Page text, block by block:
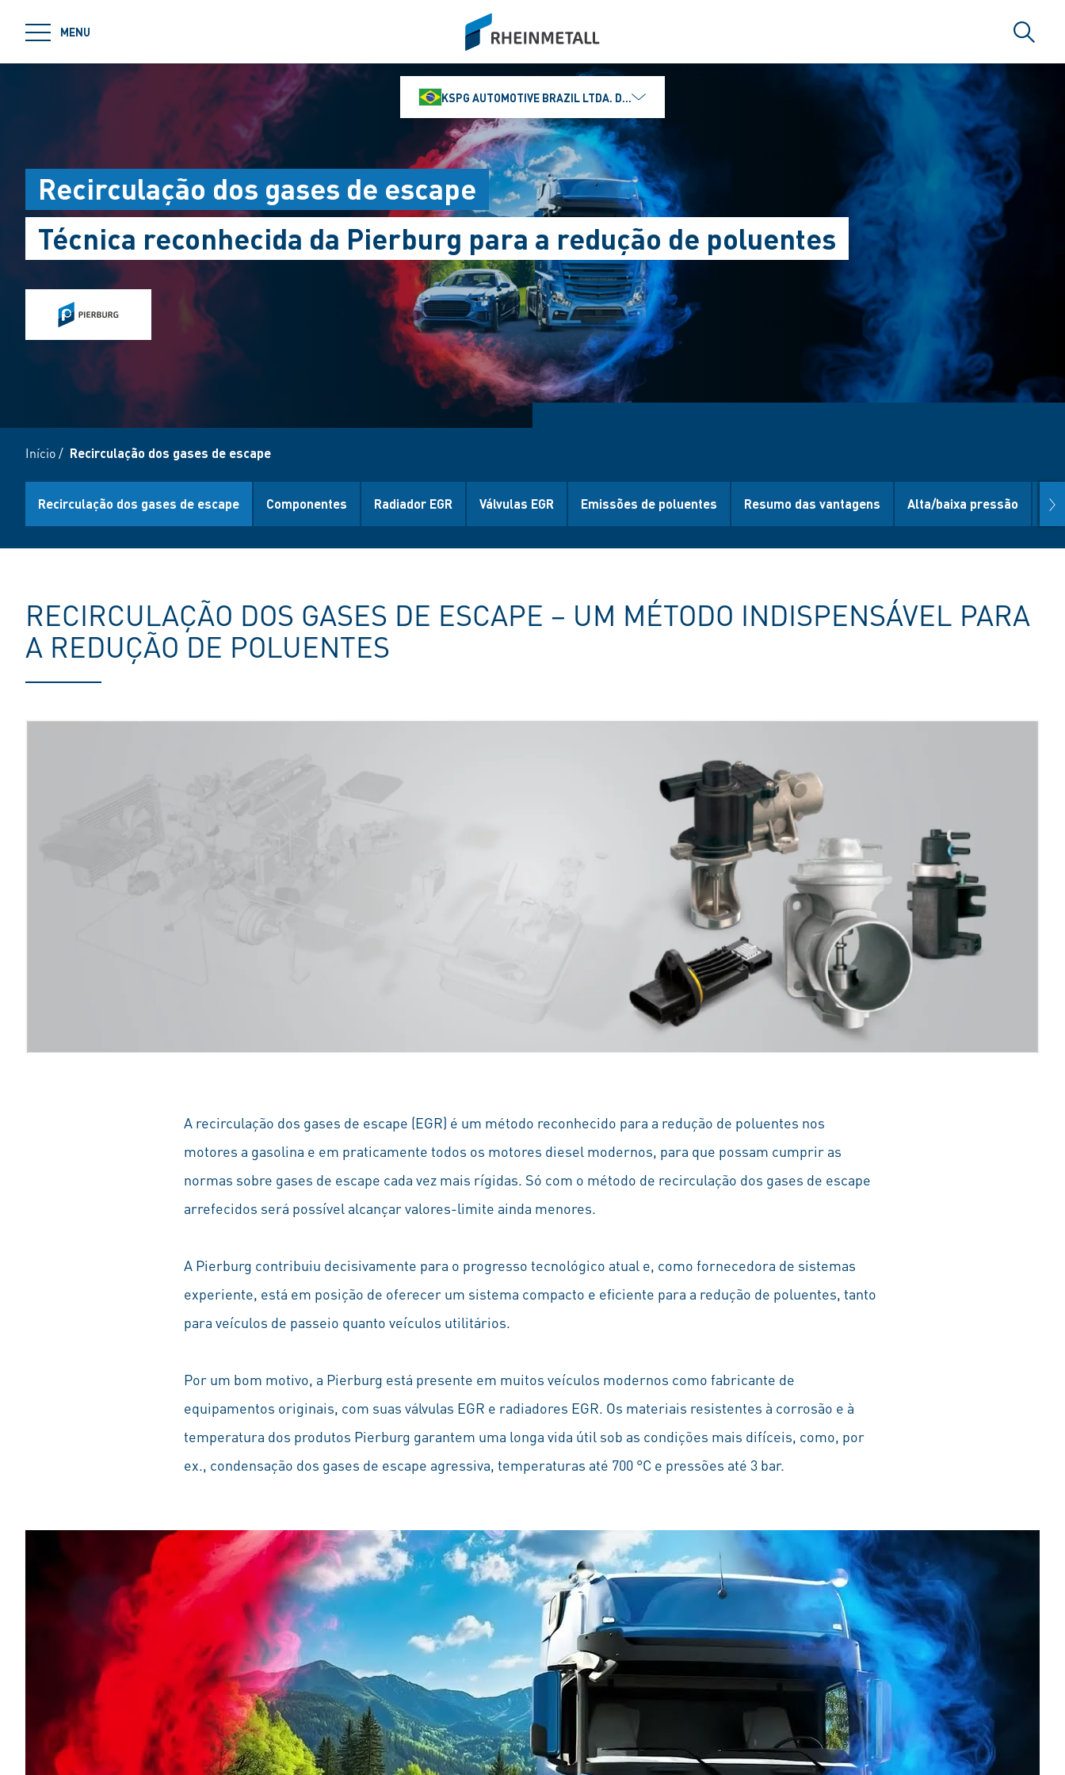
MENU
siteLogo
Busca
KSPG AUTOMOTIVE BRAZIL LTDA. DIVISÃO MS MOTORSERVICE BRAZIL
Recirculação dos gases de escape
Técnica reconhecida da Pierburg para a redução de poluentes
Início/ Recirculação dos gases de escape
Recirculação dos gases de escape Componentes Radiador EGR Válvulas EGR Emissões de poluentes Resumo das vantagens Alta/baixa pressão
RECIRCULAÇÃO DOS GASES DE ESCAPE – UM MÉTODO INDISPENSÁVEL PARA
A REDUÇÃO DE POLUENTES
A recirculação dos gases de escape (EGR) é um método reconhecido para a redução de poluentes nos
motores a gasolina e em praticamente todos os motores diesel modernos, para que possam cumprir as
normas sobre gases de escape cada vez mais rígidas. Só com o método de recirculação dos gases de escape
arrefecidos será possível alcançar valores-limite ainda menores.
A Pierburg contribuiu decisivamente para o progresso tecnológico atual e, como fornecedora de sistemas
experiente, está em posição de oferecer um sistema compacto e eficiente para a redução de poluentes, tanto
para veículos de passeio quanto veículos utilitários.
Por um bom motivo, a Pierburg está presente em muitos veículos modernos como fabricante de
equipamentos originais, com suas válvulas EGR e radiadores EGR. Os materiais resistentes à corrosão e à
temperatura dos produtos Pierburg garantem uma longa vida útil sob as condições mais difíceis, como, por
ex., condensação dos gases de escape agressiva, temperaturas até 700 °C e pressões até 3 bar.